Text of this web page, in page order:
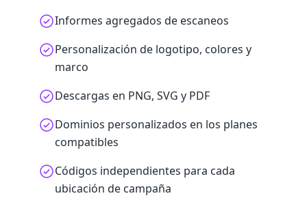
Informes agregados de escaneos
Personalización de logotipo, colores y
marco
Descargas en PNG, SVG y PDF
Dominios personalizados en los planes
compatibles
Códigos independientes para cada
ubicación de campaña